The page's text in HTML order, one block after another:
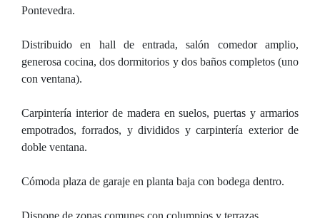
Pontevedra.
Distribuido en hall de entrada, salón comedor amplio,
generosa cocina, dos dormitorios y dos baños completos (uno
con ventana).
Carpintería interior de madera en suelos, puertas y armarios
empotrados, forrados, y divididos y carpintería exterior de
doble ventana.
Cómoda plaza de garaje en planta baja con bodega dentro.
Dispone de zonas comunes con columpios y terrazas .